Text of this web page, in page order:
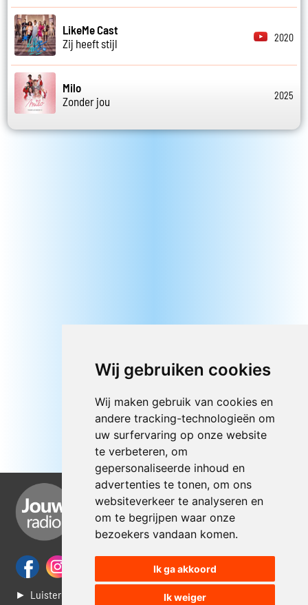
Wij gebruiken cookies
Wij maken gebruik van cookies en
andere tracking-technologieën om
uw surfervaring op onze website
te verbeteren, om
gepersonaliseerde inhoud en
advertenties te tonen, om ons
websiteverkeer te analyseren en
om te begrijpen waar onze
bezoekers vandaan komen.
Ik ga akkoord
Ik weiger
LikeMe Cast
Zij heeft stijl
2020
Milo
Zonder jou
2025
► Luisteren naar Jouwradio